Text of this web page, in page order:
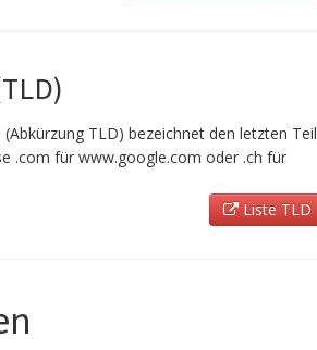
TLD) bezeichnet den letzten Teil
.com für www.google.com oder .ch für
Liste TLD